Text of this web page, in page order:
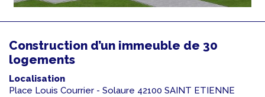
Construction d’un immeuble de 30
logements
Localisation
Place Louis Courrier - Solaure 42100 SAINT ETIENNE